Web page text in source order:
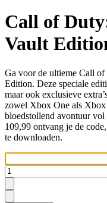
Call of
Vault
Ga voor de ultieme Call
Edition. Deze speciale
maar ook exclusieve
zowel Xbox One als Xbox
bloedstollend avontuur vol
109,99 ontvang je de
te downloaden.